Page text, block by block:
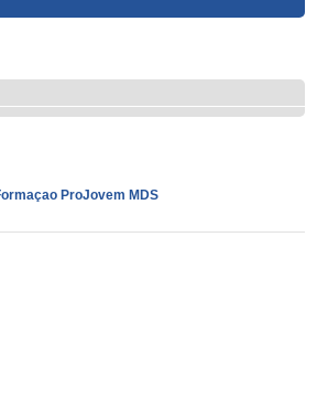
ProJovem MDS